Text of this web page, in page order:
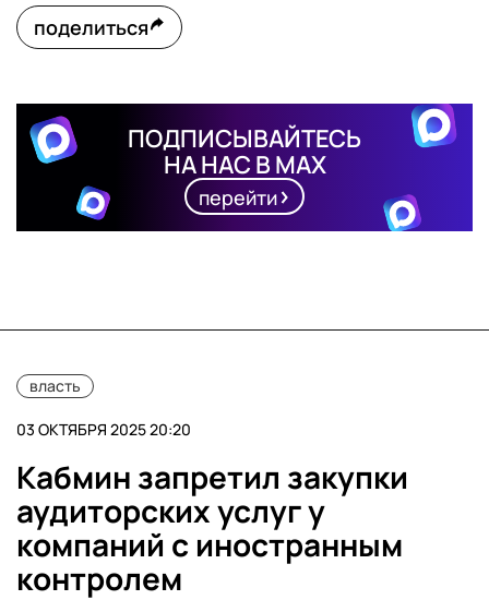
поделиться
ПОДПИСЫВАЙТЕСЬ
НА НАС В MAX
перейти
власть
03 ОКТЯБРЯ 2025 20:20
Кабмин запретил закупки
аудиторских услуг у
компаний с иностранным
контролем